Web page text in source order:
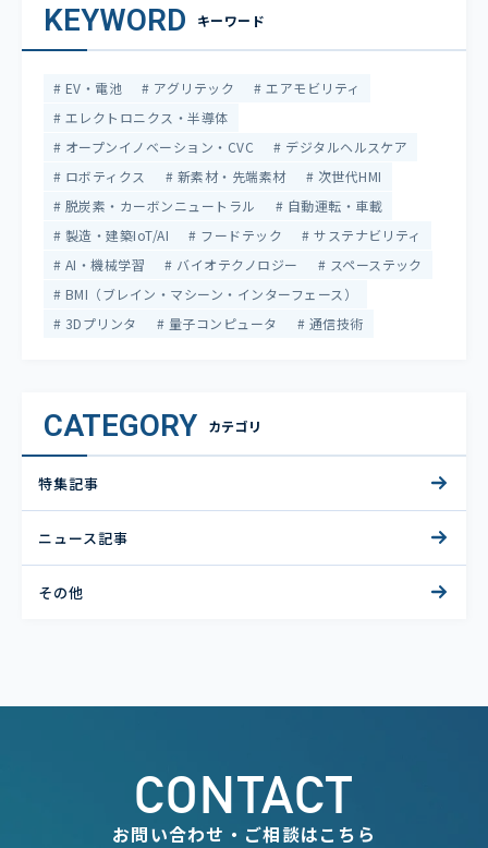
KEYWORD キーワード
EV・電池 アグリテック
エアモビリティ
エレクトロニクス・半導体
オープンイノベーション・CVC
デジタルヘルスケア
ロボティクス
新素材・先端素材
次世代HMI
脱炭素・カーボンニュートラル
自動運転・車載
製造・建築IoT/AI
フードテック
サステナビリティ
AI・機械学習
バイオテクノロジー
スペーステック
BMI（ブレイン・マシーン・インターフェース）
3Dプリンタ
量子コンピュータ 通信技術
CATEGORY カテゴリ
特集記事
ニュース記事
その他
CONTACT
お問い合わせ・ご相談はこちら